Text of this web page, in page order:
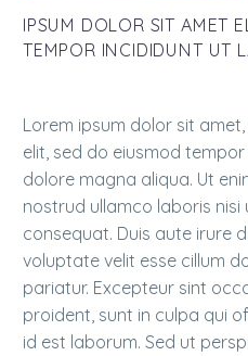
IPSUM DOLOR SIT AMET
TEMPOR INCIDIDUNT UT
Lorem ipsum dolor sit
elit, sed do eiusmod
dolore magna aliqua. Ut
nostrud ullamco laboris
consequat. Duis aute irure
voluptate velit esse cillum
pariatur. Excepteur sint
proident, sunt in culpa qui
id est laborum. Sed ut